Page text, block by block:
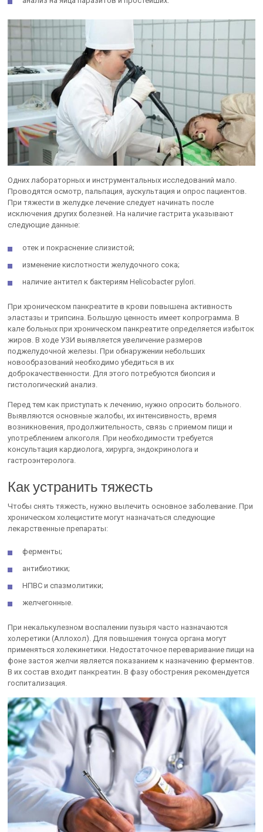
Одних лабораторных и инструментальных исследований мало.
Проводятся осмотр, пальпация, аускультация и опрос пациентов.
При тяжести в желудке лечение следует начинать после
исключения других болезней. На наличие гастрита указывают
следующие данные:
отек и покраснение слизистой;
изменение кислотности желудочного сока;
наличие антител к бактериям Helicobacter pylori.
При хроническом панкреатите в крови повышена активность
эластазы и трипсина. Большую ценность имеет копрограмма. В
кале больных при хроническом панкреатите определяется избыток
жиров. В ходе УЗИ выявляется увеличение размеров
поджелудочной железы. При обнаружении небольших
новообразований необходимо убедиться в их
доброкачественности. Для этого потребуются биопсия и
гистологический анализ.
Перед тем как приступать к лечению, нужно опросить больного.
Выявляются основные жалобы, их интенсивность, время
возникновения, продолжительность, связь с приемом пищи и
употреблением алкоголя. При необходимости требуется
консультация кардиолога, хирурга, эндокринолога и
гастроэнтеролога.
Как устранить тяжесть
Чтобы снять тяжесть, нужно вылечить основное заболевание. При
хроническом холецистите могут назначаться следующие
лекарственные препараты:
ферменты;
антибиотики;
НПВС и спазмолитики;
желчегонные.
При некалькулезном воспалении пузыря часто назначаются
холеретики (Аллохол). Для повышения тонуса органа могут
применяться холекинетики. Недостаточное переваривание пищи на
фоне застоя желчи является показанием к назначению ферментов.
В их состав входит панкреатин. В фазу обострения рекомендуется
госпитализация.